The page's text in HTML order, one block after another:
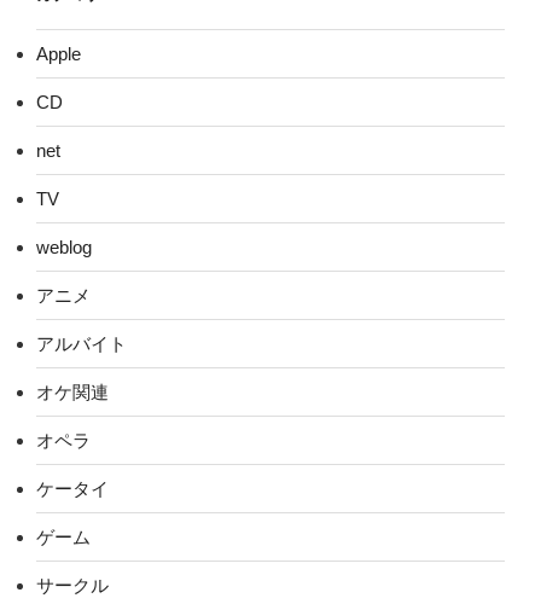
Apple
CD
net
TV
weblog
アニメ
アルバイト
オケ関連
オペラ
ケータイ
ゲーム
サークル